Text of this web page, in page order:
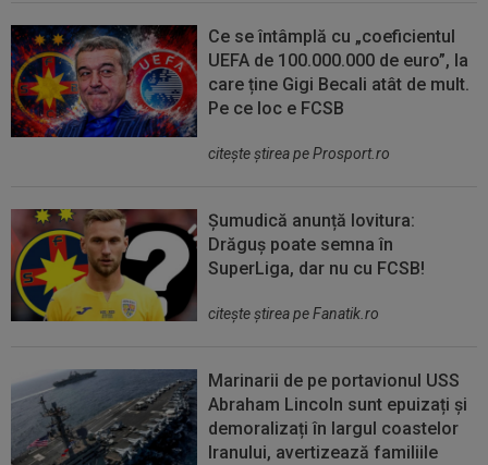
Ce se întâmplă cu „coeficientul
UEFA de 100.000.000 de euro”, la
care ține Gigi Becali atât de mult.
Pe ce loc e FCSB
citeşte ştirea pe Prosport.ro
Șumudică anunță lovitura:
Drăguș poate semna în
SuperLiga, dar nu cu FCSB!
citeşte ştirea pe Fanatik.ro
Marinarii de pe portavionul USS
Abraham Lincoln sunt epuizați și
demoralizați în largul coastelor
Iranului, avertizează familiile